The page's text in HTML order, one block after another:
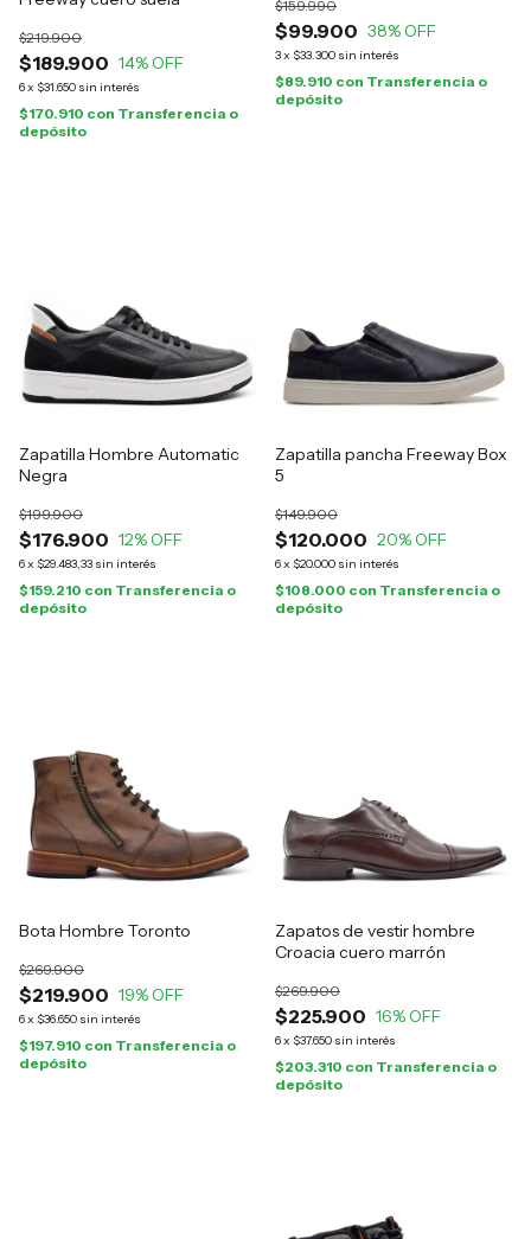
$189.900
$219.900
14% OFF
6x $31.650 sin interés
$170.910 con Transferencia o
depósito
$99.900
$159.990
38% OFF
3x $33.300 sin interés
$89.910 con Transferencia o
depósito
Zapatilla Hombre Automatic
Negra
$176.900
$199.900
12% OFF
6x $29.483,33 sin interés
$159.210 con Transferencia o
depósito
Zapatilla pancha Freeway Box
5
$120.000
$149.900
20% OFF
6x $20.000 sin interés
$108.000 con Transferencia o
depósito
Bota Hombre Toronto
$219.900
$269.900
19% OFF
6x $36.650 sin interés
$197.910 con Transferencia o
depósito
Zapatos de vestir hombre
Croacia cuero marrón
$225.900
$269.900
16% OFF
6x $37.650 sin interés
$203.310 con Transferencia o
depósito